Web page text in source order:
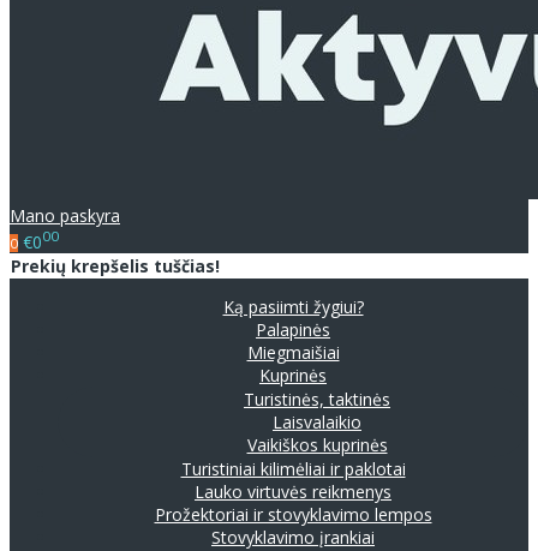
Mano paskyra
0 €000
Prekių krepšelis tuščias!
Ką pasiimti žygiui?
Palapinės
Miegmaišiai
Kuprinės
Turistinės, taktinės
Laisvalaikio
Vaikiškos kuprinės
Turistiniai kilimėliai ir paklotai
Lauko virtuvės reikmenys
Prožektoriai ir stovyklavimo lempos
Stovyklavimo įrankiai